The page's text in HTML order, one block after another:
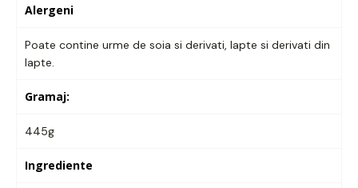
Alergeni
Poate contine urme de soia si derivati, lapte si derivati din
lapte.
Gramaj:
445g
Ingrediente